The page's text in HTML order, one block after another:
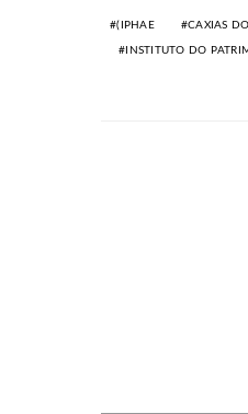
(IPHAE CAXIAS
INSTITUTO DO